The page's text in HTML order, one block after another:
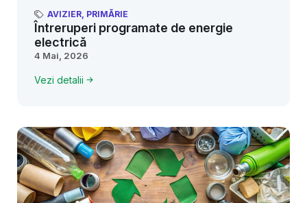
AVIZIER, PRIMĂRIE
Întreruperi programate de energie
electrică
4 Mai, 2026
Vezi detalii